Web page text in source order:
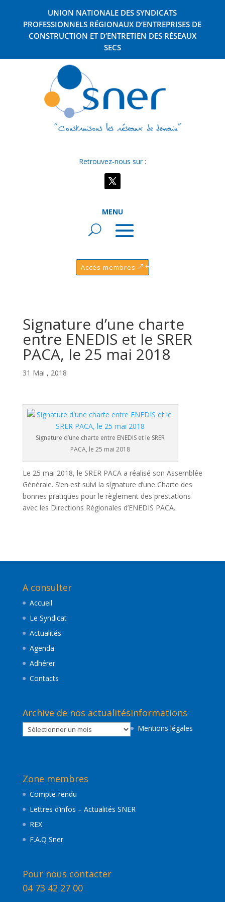
UNION NATIONALE DES SYNDICATS
PROFESSIONNELS RÉGIONAUX D’ENTREPRISES DE
CONSTRUCTION ET D’ENTRETIEN DES RÉSEAUX
SECS
Retrouvez-nous sur :
MENU
Accès membres
Signature d’une charte
entre ENEDIS et le SRER
PACA, le 25 mai 2018
31 Mai , 2018
Signature d’une charte entre ENEDIS et le SRER
PACA, le 25 mai 2018
Le 25 mai 2018, le SRER PACA a réalisé son Assemblée
Générale. S’en est suivi la signature d’une Charte des
bonnes pratiques pour le règlement des prestations
avec les Directions Régionales d’ENEDIS PACA.
A consulter
Accueil
Le Syndicat
Actualités
Agenda
Adhérer
Contacts
Archive de nos actualités
Archive
de
Informations
Mentions légales
Zone membres
Compte-rendu
Lettres d’infos – Actualités SNER
REX
F.A.Q Sner
Pour nous contacter
04 73 42 27 00